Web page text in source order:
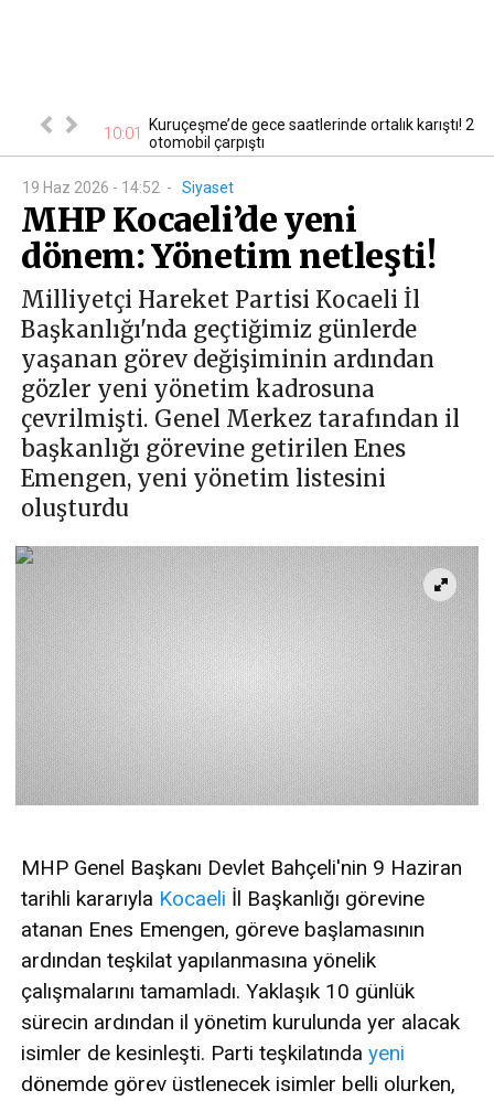
6 kişi 10:01 Kuruçeşme’de gece saatlerinde ortalık karıştı! 2
otomobil çarpıştı
19 Haz 2026 - 14:52 - Siyaset
MHP Kocaeli’de yeni
dönem: Yönetim netleşti!
Milliyetçi Hareket Partisi Kocaeli İl
Başkanlığı'nda geçtiğimiz günlerde
yaşanan görev değişiminin ardından
gözler yeni yönetim kadrosuna
çevrilmişti. Genel Merkez tarafından il
başkanlığı görevine getirilen Enes
Emengen, yeni yönetim listesini
oluşturdu
MHP Genel Başkanı Devlet Bahçeli'nin 9 Haziran
tarihli kararıyla Kocaeli İl Başkanlığı görevine
atanan Enes Emengen, göreve başlamasının
ardından teşkilat yapılanmasına yönelik
çalışmalarını tamamladı. Yaklaşık 10 günlük
sürecin ardından il yönetim kurulunda yer alacak
isimler de kesinleşti. Parti teşkilatında yeni
dönemde görev üstlenecek isimler belli olurken,